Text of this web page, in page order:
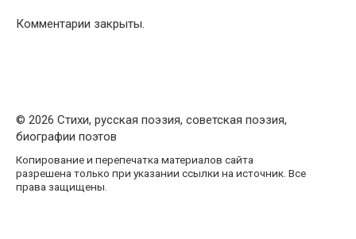
Комментарии закрыты.
© 2026 Стихи, русская поэзия, советская поэзия,
биографии поэтов
Копирование и перепечатка материалов сайта
разрешена только при указании ссылки на источник. Все
права защищены.